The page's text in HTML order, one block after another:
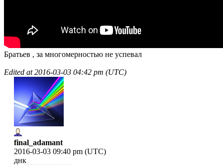
Братьев , за многомерностью не успевал
Edited at2016-03-03 04:42 pm (UTC)
final_adamant
2016-03-03 09:40 pm (UTC)
днк